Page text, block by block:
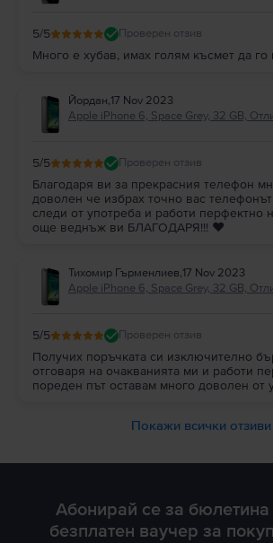
5/5 Проверен отзив
Много е хубав, имах голям късмет да
Йордан,17 Nov 2023
Apple iPhone 6, Space Grey, 32 GB,
5/5 Проверен отзив
Благодаря ви за прекрасния телефон
доволен че избрах точно вас
следи от употреба и работи перфектно
още веднъж ви БЛАГОДАРЯ!!! ❤️
Тихомир Гърменлиев,17 Nov 2023
Apple iPhone 6, Space Grey, 32 GB,
5/5 Проверен отзив
Получих поръчката си изключително
отговаря на очакванията ми и работи
пореден път оставам много доволен от
Покажи всички отзиви
Абонирай се за бюлетина
безплатен ваучер за